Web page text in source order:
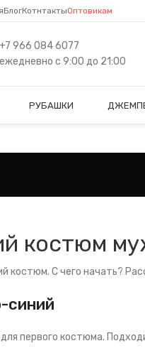
БлогКотнтактыОптовикам
+7 966 084 6077
ежедневно с 9:00 до 21:00
РУБАШКИ
костюм
костюм. С чего начать?
синий
первого костюма.